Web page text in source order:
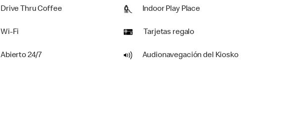
Drive Thru Coffee Indoor Play Place
Wi-Fi Tarjetas regalo
Abierto 24/7 Audionavegación del Kiosko